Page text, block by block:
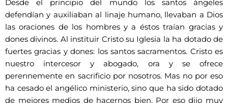
Desde el principio del mundo los santos ángeles
defendían y auxiliaban al linaje humano, llevaban a Dios
las oraciones de los hombres y a éstos traían gracias y
dones divinos. Al instituir Cristo su Iglesia la ha dotado de
fuertes gracias y dones: los santos sacramentos. Cristo es
nuestro intercesor y abogado, ora y se ofrece
perennemente en sacrificio por nosotros. Mas no por eso
ha cesado el angélico ministerio, sino que ha sido dotado
de mejores medios de hacernos bien. Por eso dijo muy